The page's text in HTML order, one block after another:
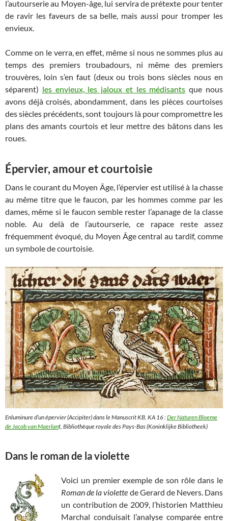
l’autourserie au Moyen-âge, lui servira de prétexte pour tenter
de ravir les faveurs de sa belle, mais aussi pour tromper les
envieux.
Comme on le verra, en effet, même si nous ne sommes plus au
temps des premiers troubadours, ni même des premiers
trouvères, loin s’en faut (deux ou trois bons siècles nous en
séparent) les envieux, les jaloux et les médisants que nous
avons déjà croisés, abondamment, dans les pièces courtoises
des siècles précédents, sont toujours là pour compromettre les
plans des amants courtois et leur mettre des bâtons dans les
roues.
Épervier, amour et courtoisie
Dans le courant du Moyen Âge, l’épervier est utilisé à la chasse
au même titre que le faucon, par les hommes comme par les
dames, même si le faucon semble rester l’apanage de la classe
noble. Au delà de l’autourserie, ce rapace reste assez
fréquemment évoqué, du Moyen Âge central au tardif, comme
un symbole de courtoisie.
Enluminure d’un épervier (Accipiter) dans le Manuscrit KB, KA 16 :Der Naturen Bloeme
de Jacob van Maerlant, Bibliothèque royale des Pays-Bas (Koninklijke Bibliotheek)
Dans le roman de la violette
Voici un premier exemple de son rôle dans le
Roman de la violette de Gerard de Nevers. Dans
un contribution de 2009, l’historien Matthieu
Marchal conduisait l’analyse comparée entre